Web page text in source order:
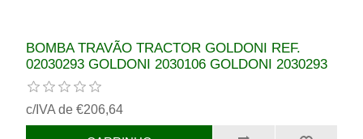
BOMBA TRAVÃO TRACTOR GOLDONI REF.
02030293 GOLDONI 2030106 GOLDONI 2030293
c/IVA de €206,64